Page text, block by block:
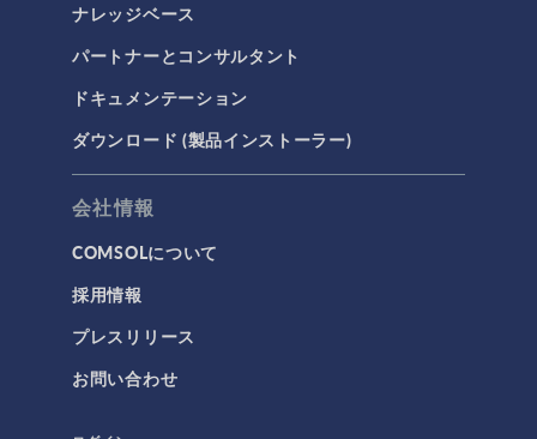
ナレッジベース
パートナーとコンサルタント
ドキュメンテーション
ダウンロード (製品インストーラー)
会社情報
COMSOLについて
採用情報
プレスリリース
お問い合わせ